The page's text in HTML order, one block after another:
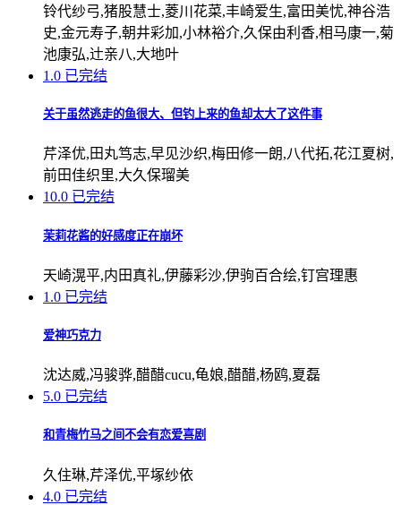
铃代纱弓,猪股慧士,菱川花菜,丰崎爱生,富田美忧,神谷浩
史,金元寿子,朝井彩加,小林裕介,久保由利香,相马康一,菊
池康弘,辻亲八,大地叶
1.0 已完结
关于虽然逃走的鱼很大、但钓上来的鱼却太大了这件事
芹泽优,田丸笃志,早见沙织,梅田修一朗,八代拓,花江夏树,
前田佳织里,大久保瑠美
10.0 已完结
茉莉花酱的好感度正在崩坏
天崎滉平,内田真礼,伊藤彩沙,伊驹百合绘,钉宫理惠
1.0 已完结
爱神巧克力
沈达威,冯骏骅,醋醋cucu,龟娘,醋醋,杨鸥,夏磊
5.0 已完结
和青梅竹马之间不会有恋爱喜剧
久住琳,芹泽优,平塚纱依
4.0 已完结